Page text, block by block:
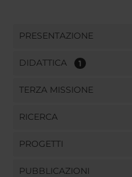
PRESENTAZIONE
DIDATTICA 1
TERZA MISSIONE
RICERCA
PROGETTI
PUBBLICAZIONI